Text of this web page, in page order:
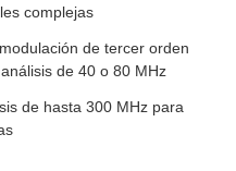
complejas
de tercer orden
de 40 o 80 MHz
de hasta 300 MHz para